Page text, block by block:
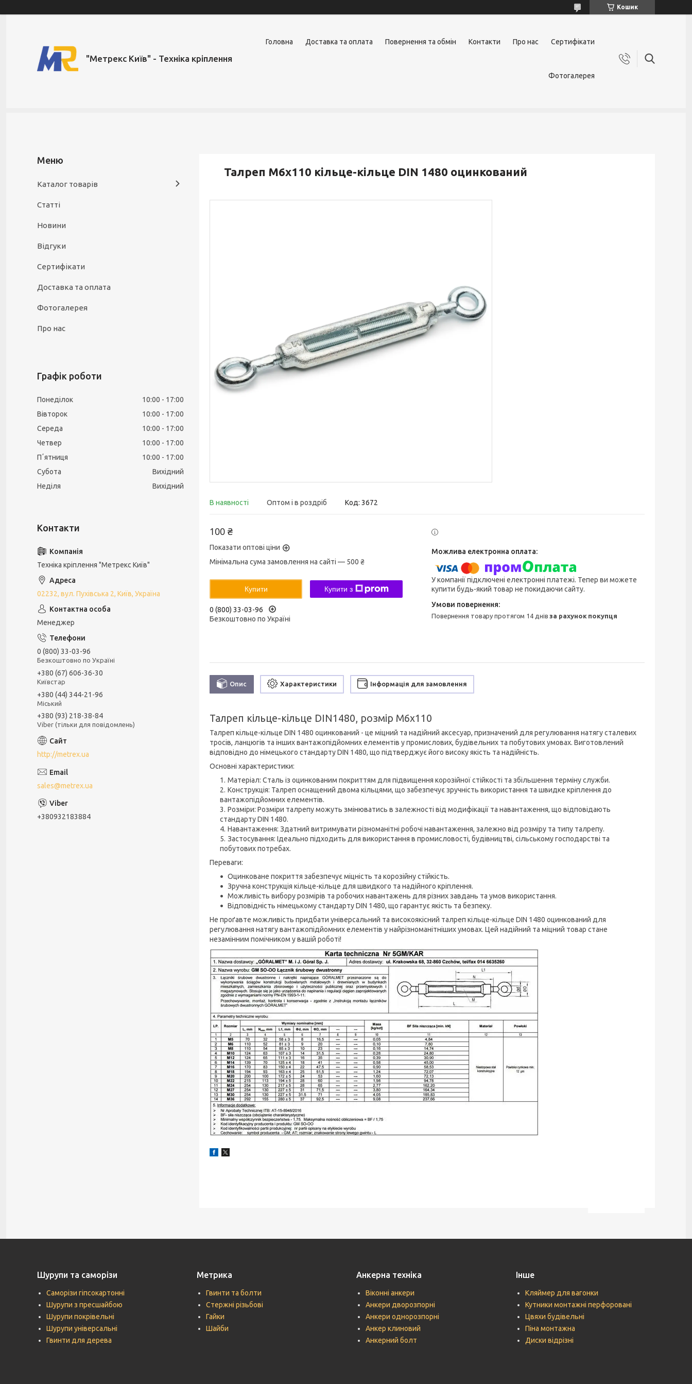
Кошик
"Метрекс Київ" - Техніка кріплення
Головна Доставка та оплата Повернення та обмін Контакти Про нас Сертифікати
Фотогалерея
Талреп M6x110 кільце-кільце DIN 1480 оцинкований
В наявності Оптом і в роздріб Код: 3672
100 ₴
Показати оптові ціни
Мінімальна сума замовлення на сайті — 500 ₴
Купити Купити з
0 (800) 33-03-96
Безкоштовно по Україні
У компанії підключені електронні платежі. Тепер ви можете
купити будь-який товар не покидаючи сайту.
повернення товару протягом 14 днівза рахунок покупця
Опис Характеристики Інформація для замовлення
Талреп кільце-кільце DIN1480, розмір M6x110
Талреп кільце-кільце DIN 1480 оцинкований - це міцний та надійний аксесуар, призначений для регулювання натягу сталевих
тросів, ланцюгів та інших вантажопідйомних елементів у промислових, будівельних та побутових умовах. Виготовлений
відповідно до німецького стандарту DIN 1480, що підтверджує його високу якість та надійність.
Основні характеристики:
Матеріал: Сталь із оцинкованим покриттям для підвищення корозійної стійкості та збільшення терміну служби.
Конструкція: Талреп оснащений двома кільцями, що забезпечує зручність використання та швидке кріплення до
вантажопідйомних елементів.
Розміри: Розміри талрепу можуть змінюватись в залежності від модифікації та навантаження, що відповідають
стандарту DIN 1480.
Навантаження: Здатний витримувати різноманітні робочі навантаження, залежно від розміру та типу талрепу.
Застосування: Ідеально підходить для використання в промисловості, будівництві, сільському господарстві та
побутових потребах.
Переваги:
Оцинковане покриття забезпечує міцність та корозійну стійкість.
Зручна конструкція кільце-кільце для швидкого та надійного кріплення.
Можливість вибору розмірів та робочих навантажень для різних завдань та умов використання.
Відповідність німецькому стандарту DIN 1480, що гарантує якість та безпеку.
Не проґавте можливість придбати універсальний та високоякісний талреп кільце-кільце DIN 1480 оцинкований для
регулювання натягу вантажопідйомних елементів у найрізноманітніших умовах. Цей надійний та міцний товар стане
незамінним помічником у вашій роботі!
Каталог товарів
Статті
Новини
Відгуки
Сертифікати
Доставка та оплата
Фотогалерея
Про нас
Графік роботи
Понеділок 10:00
17:00
Вівторок
10:00
17:00
Середа
10:00
17:00
Четвер
10:00
17:00
Пʼятниця
10:00
17:00
Субота
Вихідний
Неділя
Вихідний
Техніка кріплення "Метрекс Київ"
02232, вул. Пухівська 2, Київ, Україна
Менеджер
0 (800) 33-03-96
Безкоштовно по Україні
+380 (67) 606-36-30
Київстар
+380 (44) 344-21-96
Міський
+380 (93) 218-38-84
Viber (тільки для повідомлень)
http://metrex.ua
sales@metrex.ua
+380932183884
Шурупи та саморізи
Саморізи гіпсокартонні
Шурупи з пресшайбою
Шурупи покрівельні
Шурупи універсальні
Гвинти для дерева
Метрика
Гвинти та болти
Стержні різьбові
Гайки
Шайби
Анкерна техніка
Віконні анкери
Анкери дворозпорні
Анкери однорозпорні
Анкер клиновий
Анкерний болт
Інше
Кляймер для вагонки
Кутники монтажні перфоровані
Цвяхи будівельні
Піна монтажна
Диски відрізні